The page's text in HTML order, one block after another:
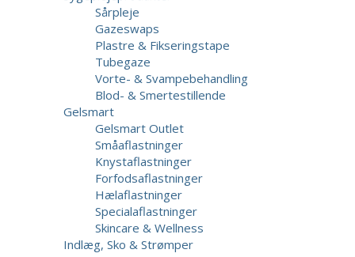
Sårpleje
Gazeswaps
Plastre & Fikseringstape
Tubegaze
Vorte- & Svampebehandling
Blod- & Smertestillende
Gelsmart
Gelsmart Outlet
Småaflastninger
Knystaflastninger
Forfodsaflastninger
Hælaflastninger
Specialaflastninger
Skincare & Wellness
Indlæg, Sko & Strømper